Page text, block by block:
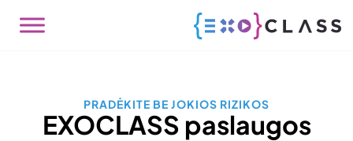
PRADĖKITE BE JOKIOS RIZIKOS
EXOCLASS paslaugos